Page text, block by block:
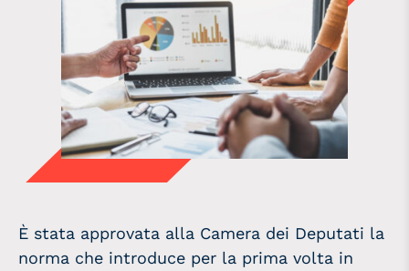
È stata approvata alla Camera dei Deputati la
norma che introduce per la prima volta in